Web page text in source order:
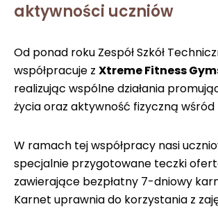
aktywności uczniów
Od ponad roku Zespół Szkół
współpracuje z Xtreme Fitness
realizując wspólne działania
życia oraz aktywność fizyczną wśród
W ramach tej współpracy nasi
specjalnie przygotowane teczki
zawierające bezpłatny 7-dniowy
Karnet uprawnia do korzystania z